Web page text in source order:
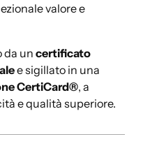
valore e
da un certificato
e sigillato in una
CertiCard®, a
e qualità superiore.